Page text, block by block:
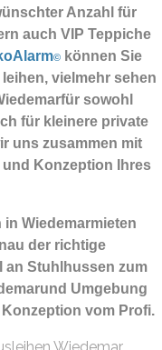
Anzahl für
auch VIP Teppiche
©
können Sie
vielmehr sehen
sowohl
für kleinere private
uns zusammen mit
und Konzeption Ihres
Wiedemarmieten
der richtige
an Stuhlhussen zum
Umgebung
vom Profi.